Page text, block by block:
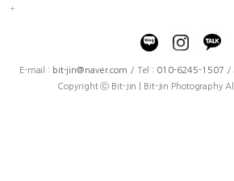
E-mail : bit-jin@naver.com / Tel : 010-6245-1507 /
Copyright ⓒ Bit-Jin | Bit-Jin Photography